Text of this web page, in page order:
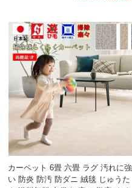
カーペット 6畳 六畳 ラグ 汚れに強
い 防炎 防汚 防ダニ 絨毯 じゅうた